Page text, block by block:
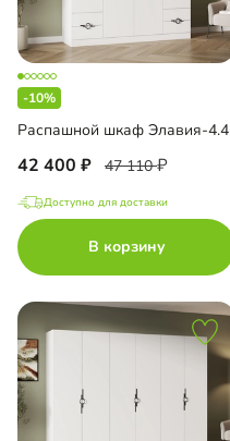
-10%
Распашной шкаф Элавия-4.4
42 400 47 110
Доступно для доставки
В корзину